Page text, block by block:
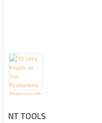
NT TOOLS